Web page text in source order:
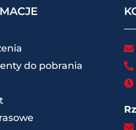
do pobrania